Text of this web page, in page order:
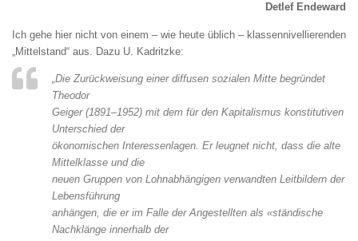
Detlef Endeward
Ich gehe hier nicht von einem – wie heute üblich – klassennivellierenden
„Mittelstand“ aus. Dazu U. Kadritzke:
„Die Zurückweisung einer diffusen sozialen Mitte begründet
Theodor
Geiger (1891–1952) mit dem für den Kapitalismus konstitutiven
Unterschied der
ökonomischen Interessenlagen. Er leugnet nicht, dass die alte
Mittelklasse und die
neuen Gruppen von Lohnabhängigen verwandten Leitbildern der
Lebensführung
anhängen, die er im Falle der Angestellten als «ständische
Nachklänge innerhalb der